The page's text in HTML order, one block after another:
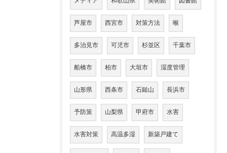
芦屋市 西宮市 対策方法 喉
多治見市 可児市 杉並区 千葉市
船橋市 柏市 大垣市 湿度管理
山形県 西条市 石鎚山 長浜市
予防策 山梨県 甲府市 水害
水害対策 高温多湿 新築戸建て